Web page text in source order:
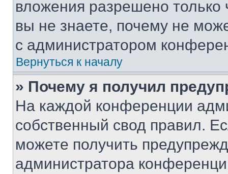
вложения разрешено
вы не знаете, почему не
с администратором
Вернуться к началу
» Почему я получил
На каждой конференции
собственный свод правил.
можете получить
администратора